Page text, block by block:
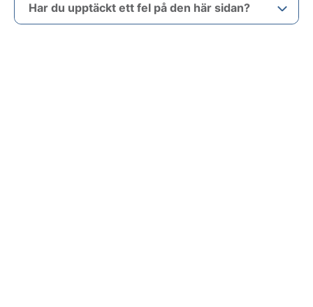
Har du upptäckt ett fel på den här sidan?